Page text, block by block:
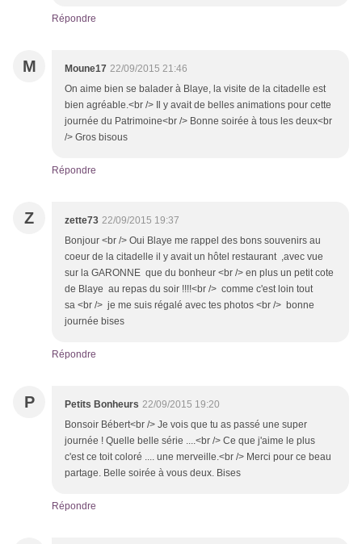
Répondre
M Moune17 22/09/2015 21:46
On aime bien se balader à Blaye, la visite de la citadelle est
bien agréable.<br /> Il y avait de belles animations pour cette
journée du Patrimoine<br /> Bonne soirée à tous les deux<br
/> Gros bisous
Répondre
Z zette73 22/09/2015 19:37
Bonjour <br /> Oui Blaye me rappel des bons souvenirs au
coeur de la citadelle il y avait un hôtel restaurant ,avec vue
sur la GARONNE que du bonheur <br /> en plus un petit cote
de Blaye au repas du soir !!!!<br /> comme c'est loin tout
sa <br /> je me suis régalé avec tes photos <br /> bonne
journée bises
Répondre
P Petits Bonheurs 22/09/2015 19:20
Bonsoir Bébert<br /> Je vois que tu as passé une super
journée ! Quelle belle série ....<br /> Ce que j'aime le plus
c'est ce toit coloré .... une merveille.<br /> Merci pour ce beau
partage. Belle soirée à vous deux. Bises
Répondre